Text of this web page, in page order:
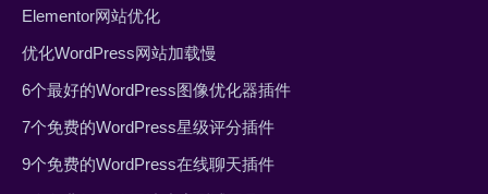
Elementor网站优化
优化WordPress网站加载慢
6个最好的WordPress图像优化器插件
7个免费的WordPress星级评分插件
9个免费的WordPress在线聊天插件